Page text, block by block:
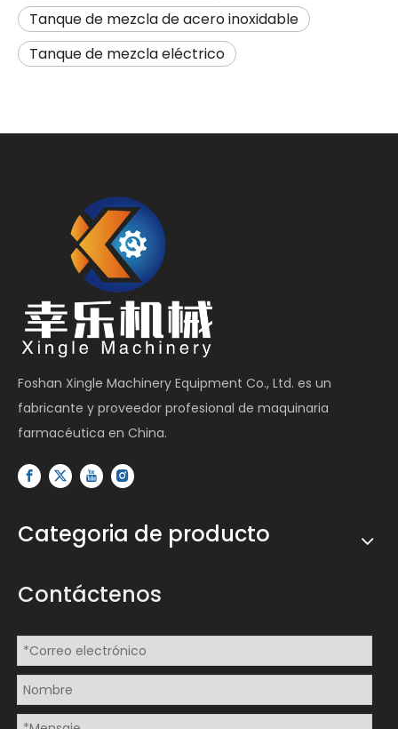
Tanque de mezcla de acero inoxidable
Tanque de mezcla eléctrico
Foshan Xingle Machinery Equipment Co., Ltd. es un
fabricante y proveedor profesional de maquinaria
farmacéutica en China.
Categoria de producto
Contáctenos